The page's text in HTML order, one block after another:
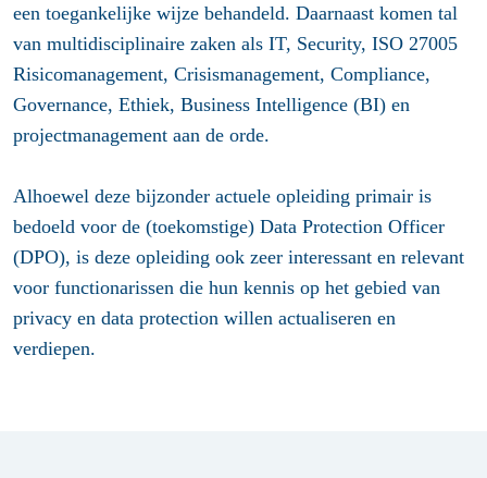
een toegankelijke wijze behandeld. Daarnaast komen tal
van multidisciplinaire zaken als IT, Security, ISO 27005
Risicomanagement, Crisismanagement, Compliance,
Governance, Ethiek, Business Intelligence (BI) en
projectmanagement aan de orde.
Alhoewel deze bijzonder actuele opleiding primair is
bedoeld voor de (toekomstige) Data Protection Officer
(DPO), is deze opleiding ook zeer interessant en relevant
voor functionarissen die hun kennis op het gebied van
privacy en data protection willen actualiseren en
verdiepen.